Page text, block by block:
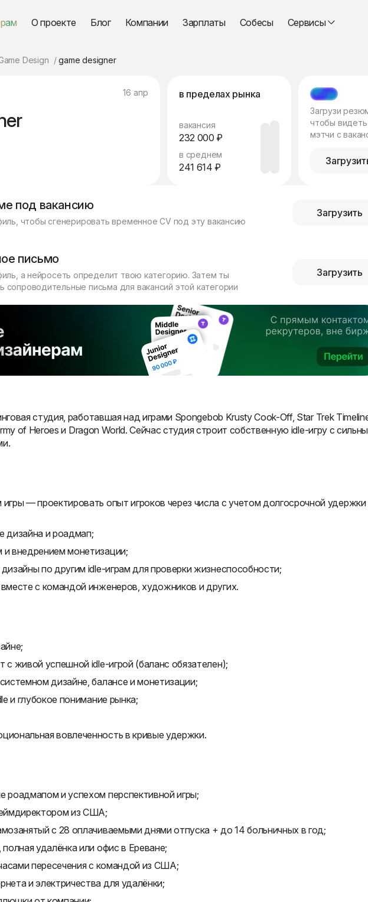
О проекте Блог Компании Зарплаты Собесы Сервисы
Design game designer
16 апр в пределах рынка
вакансия
232 000 ₽
в среднем
241 614 ₽
МЭТЧ
Загрузи
чтобы видеть
мэтчи с
под вакансию
чтобы сгенерировать временное CV под эту вакансию
Загрузить
письмо
а нейросеть определит твою категорию. Затем ты
сопроводительные письма для вакансий этой категории
Загрузить
студия, работавшая над играми Spongebob Krusty Cook-Off, Star Trek
of Heroes и Dragon World. Сейчас студия строит собственную idle-игру с
— проектировать опыт игроков через числа с учетом долгосрочной удержки
дизайна и роадмап;
и внедрением монетизации;
по другим idle-играм для проверки жизнеспособности;
с командой инженеров, художников и других.
с живой успешной idle-игрой (баланс обязателен);
дизайне, балансе и монетизации;
и глубокое понимание рынка;
вовлеченность в кривые удержки.
роадмапом и успехом перспективной игры;
из США;
с 28 оплачиваемыми днями отпуска + до 14 больничных в год;
удалёнка или офис в Ереване;
пересечения с командой из США;
и электричества для удалёнки;